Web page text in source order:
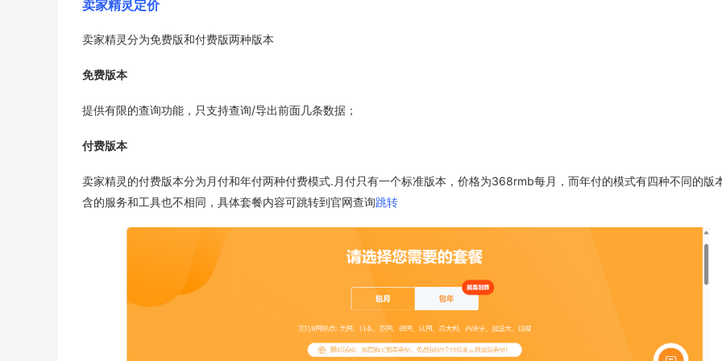
卖家精灵定价
卖家精灵分为免费版和付费版两种版本
免费版本
提供有限的查询功能，只支持查询/导出前面几条数据；
付费版本
卖家精灵的付费版本分为月付和年付两种付费模式.月付只有一个标准版本，价格为368rmb每月，而年付的模式有四种不同的版
含的服务和工具也不相同，具体套餐内容可跳转到官网查询跳转